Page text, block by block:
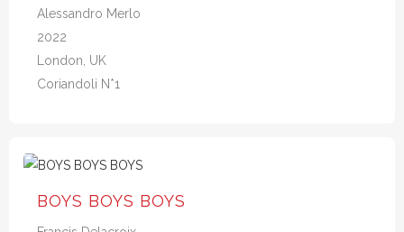
Alessandro Merlo
2022
London, UK
Coriandoli N*1
BOYS BOYS BOYS